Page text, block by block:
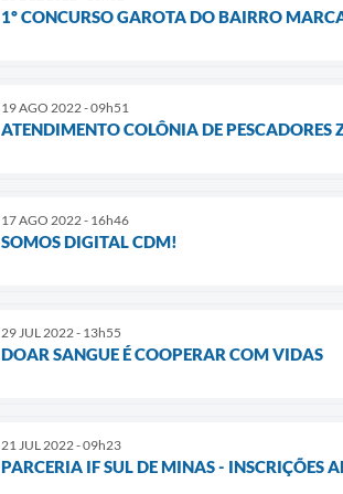
1º CONCURSO GAROTA DO BAIRRO
19 AGO 2022 - 09h51
ATENDIMENTO COLÔNIA DE
17 AGO 2022 - 16h46
SOMOS DIGITAL CDM!
29 JUL 2022 - 13h55
DOAR SANGUE É COOPERAR COM VIDAS
21 JUL 2022 - 09h23
PARCERIA IF SUL DE MINAS - INSCRIÇÕES